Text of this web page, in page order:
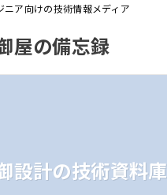
ニア向けの技術情報メディア
屋の備忘録
設計の技術資料庫